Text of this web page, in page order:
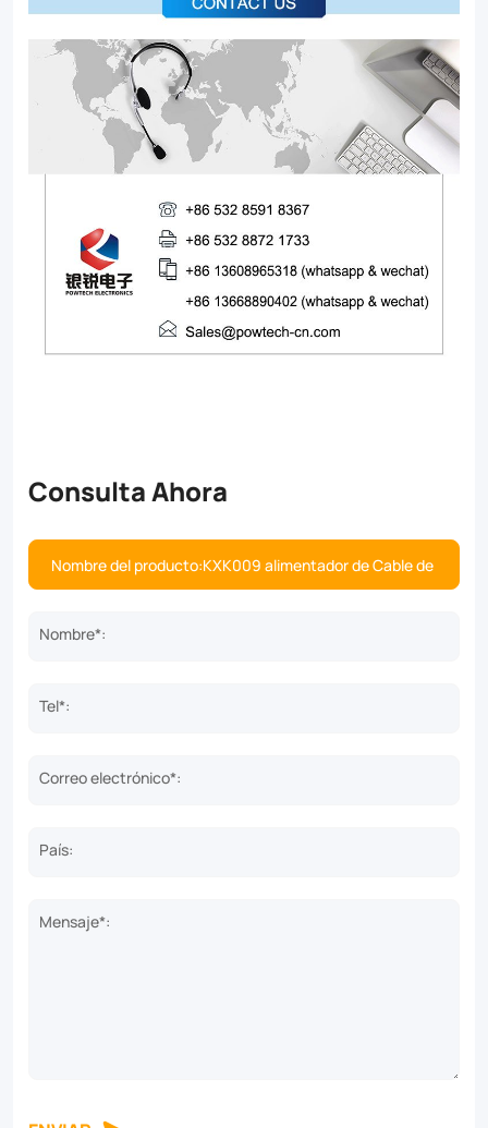
Consulta Ahora
Nombre*:
Tel*:
Correo electrónico*:
País:
Mensaje*: